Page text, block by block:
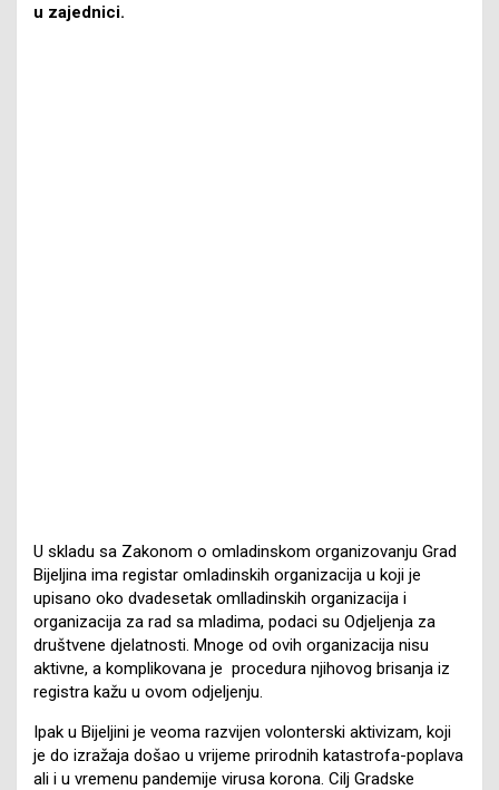
u zajednici.
U skladu sa Zakonom o omladinskom organizovanju Grad
Bijeljina ima registar omladinskih organizacija u koji je
upisano oko dvadesetak omlladinskih organizacija i
organizacija za rad sa mladima, podaci su Odjeljenja za
društvene djelatnosti. Mnoge od ovih organizacija nisu
aktivne, a komplikovana je procedura njihovog brisanja iz
registra kažu u ovom odjeljenju.
Ipak u Bijeljini je veoma razvijen volonterski aktivizam, koji
je do izražaja došao u vrijeme prirodnih katastrofa-poplava
ali i u vremenu pandemije virusa korona. Cilj Gradske